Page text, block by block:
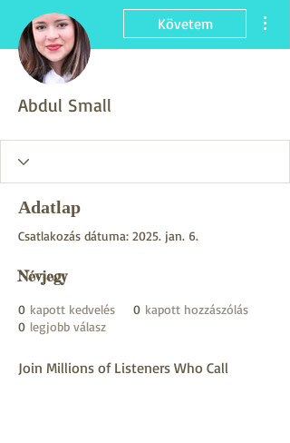
Követem
Abdul Small
Adatlap
Csatlakozás dátuma: 2025. jan. 6.
Névjegy
0 kapott kedvelés 0 kapott hozzászólás
0 legjobb válasz
Join Millions of Listeners Who Call